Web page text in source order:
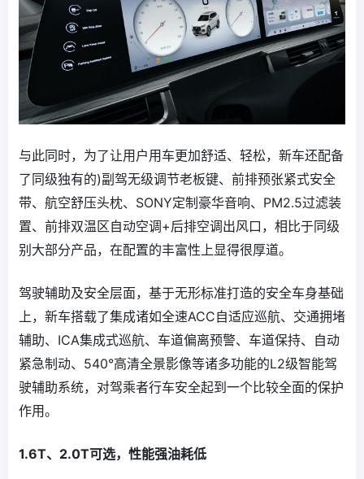
与此同时，为了让用户用车更加舒适、轻松，新车还配备
了同级独有的)副驾无级调节老板键、前排预张紧式安全
带、航空舒压头枕、SONY定制豪华音响、PM2.5过滤装
置、前排双温区自动空调+后排空调出风口，相比于同级
别大部分产品，在配置的丰富性上显得很厚道。
驾驶辅助及安全层面，基于无形标准打造的安全车身基础
上，新车搭载了集成诸如全速ACC自适应巡航、交通拥堵
辅助、ICA集成式巡航、车道偏离预警、车道保持、自动
紧急制动、540°高清全景影像等诸多功能的L2级智能驾
驶辅助系统，对驾乘者行车安全起到一个比较全面的保护
作用。
1.6T、2.0T可选，性能强油耗低